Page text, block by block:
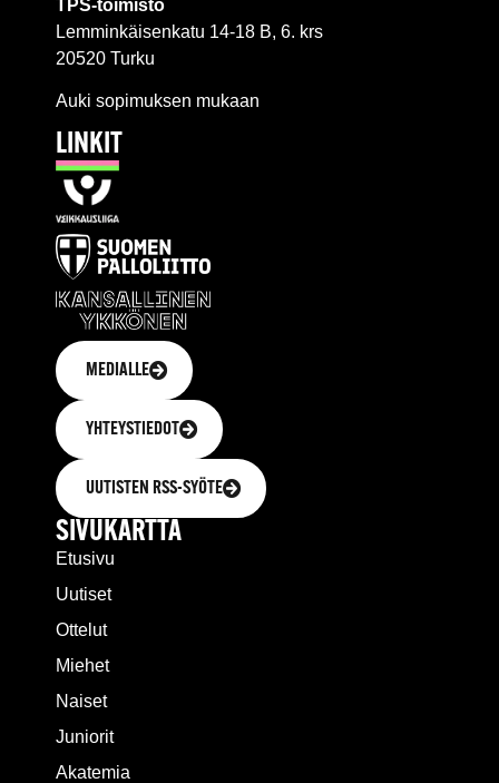
TPS-toimisto
Lemminkäisenkatu 14-18 B, 6. krs
20520 Turku
Auki sopimuksen mukaan
LINKIT
MEDIALLE
YHTEYSTIEDOT
UUTISTEN RSS-SYÖTE
SIVUKARTTA
Etusivu
Uutiset
Ottelut
Miehet
Naiset
Juniorit
Akatemia